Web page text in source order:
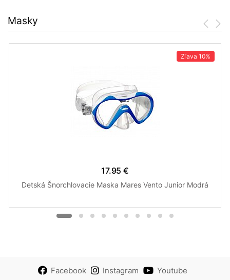
Masky
Zľava 10%
17.95 €
Detská Šnorchlovacie Maska Mares Vento Junior Modrá
Facebook Instagram Youtube